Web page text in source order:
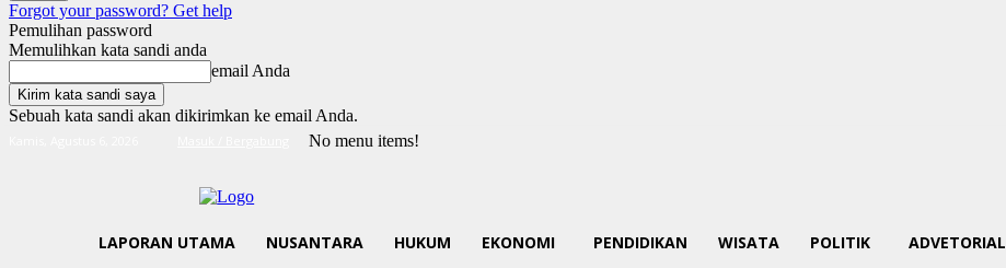
Forgot your password? Get help
Pemulihan password
Memulihkan kata sandi anda
email Anda
Sebuah kata sandi akan dikirimkan ke email Anda.
No menu items!
LAPORAN UTAMA NUSANTARA HUKUM EKONOMI PENDIDIKAN WISATA POLITIK ADVETORIAL